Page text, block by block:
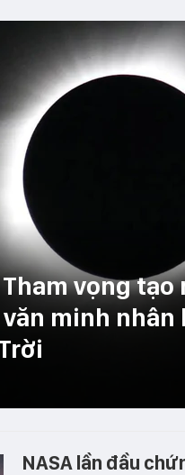
vọng
văn minh
NASA lần đầu